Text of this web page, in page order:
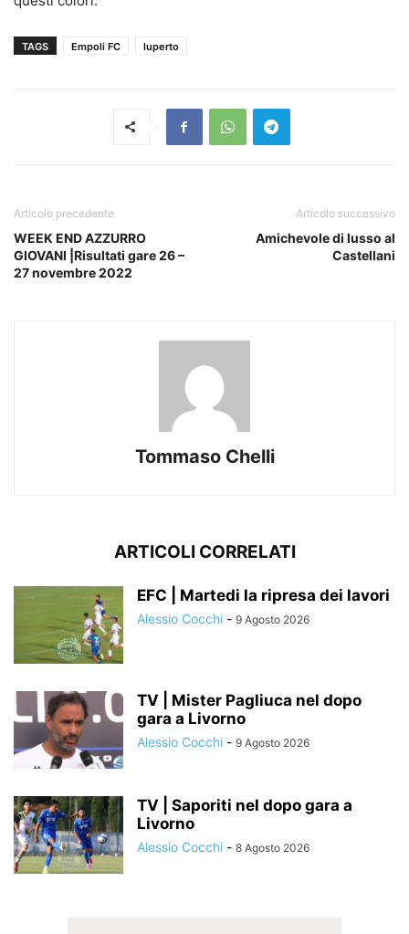
TAGS Empoli FC luperto
Articolo precedente
WEEK END AZZURRO
GIOVANI |Risultati gare 26 –
27 novembre 2022
Articolo successivo
Amichevole di lusso al
Castellani
Tommaso Chelli
ARTICOLI CORRELATI
EFC | Martedi la ripresa dei lavori
Alessio Cocchi - 9 Agosto 2026
TV | Mister Pagliuca nel dopo
gara a Livorno
Alessio Cocchi - 9 Agosto 2026
TV | Saporiti nel dopo gara a
Livorno
Alessio Cocchi - 8 Agosto 2026